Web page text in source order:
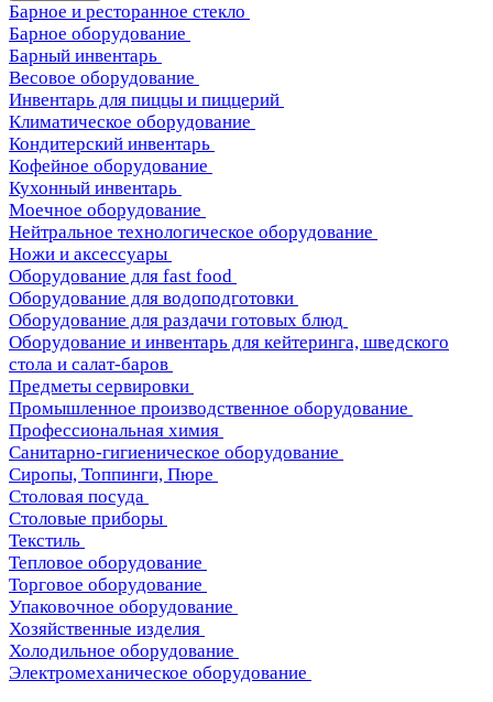
Барное и ресторанное стекло
Барное оборудование
Барный инвентарь
Весовое оборудование
Инвентарь для пиццы и пиццерий
Климатическое оборудование
Кондитерский инвентарь
Кофейное оборудование
Кухонный инвентарь
Моечное оборудование
Нейтральное технологическое оборудование
Ножи и аксессуары
Оборудование для fast food
Оборудование для водоподготовки
Оборудование для раздачи готовых блюд
Оборудование и инвентарь для кейтеринга, шведского
стола и салат-баров
Предметы сервировки
Промышленное производственное оборудование
Профессиональная химия
Санитарно-гигиеническое оборудование
Сиропы, Топпинги, Пюре
Столовая посуда
Столовые приборы
Текстиль
Тепловое оборудование
Торговое оборудование
Упаковочное оборудование
Хозяйственные изделия
Холодильное оборудование
Электромеханическое оборудование